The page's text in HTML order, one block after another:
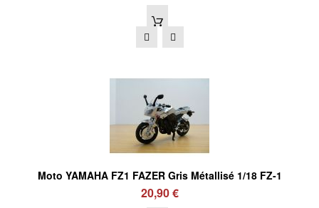
Moto YAMAHA FZ1 FAZER Gris Métallisé 1/18 FZ-1
20,90 €